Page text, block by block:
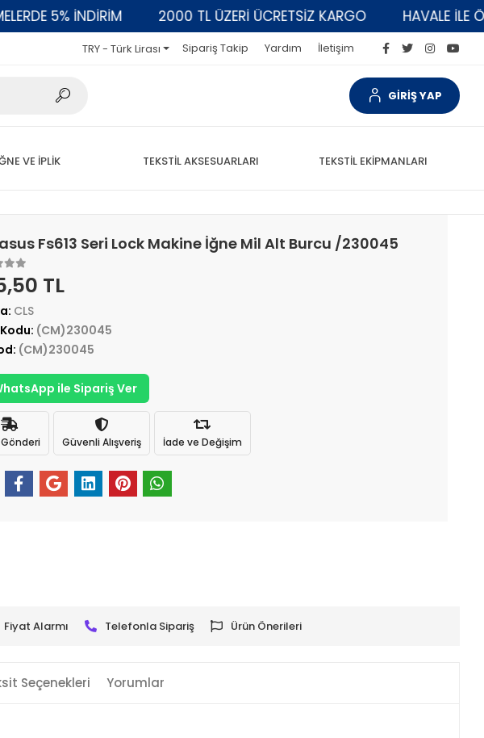
5% İNDİRİM 2000 TL ÜZERİ ÜCRETSİZ KARGO HAVALE İLE
TRY - Türk Lirası Sipariş Takip Yardım İletişim
GİRİŞ YAP
VE İPLİK TEKSTİL AKSESUARLARI TEKSTİL EKİPMANLARI
Fs613 Seri Lock Makine İğne Mil Alt Burcu /230045
TL
CLS
(CM)230045
(CM)230045
ile Sipariş Ver
Gönderi Güvenli Alışveriş İade ve Değişim
Fiyat Alarmı Telefonla Sipariş Ürün Önerileri
Seçenekleri Yorumlar